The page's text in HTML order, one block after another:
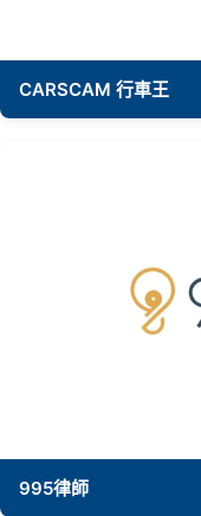
CARSCAM 行車王
995律師